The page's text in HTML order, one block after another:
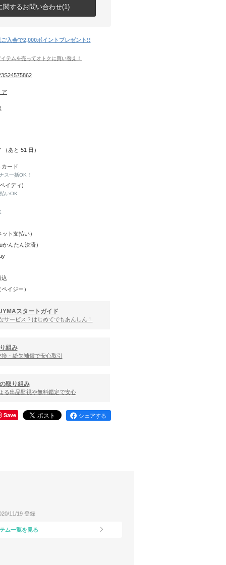
関するお問い合わせ(1)
ご入会で2,000ポイントプレゼント!!
テムを売ってオトクに買い替え！
ア
（あと 51 日）
カード
ス一括OK！
イディ)
いOK
ット支払い）
かんたん決済）
込
イジー）
スタートガイド
サービス？はじめてでもあんしん！
組み
・紛失補償で安心取引
取り組み
る出品監視や無料鑑定で安心
Save シェアする
11/19 登録
ム一覧を見る